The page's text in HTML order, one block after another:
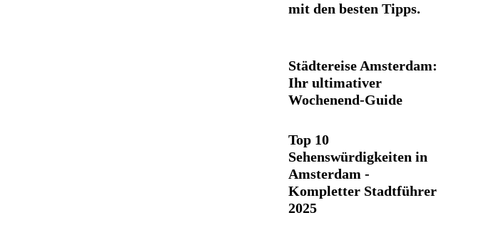
mit den besten Tipps.
Städtereise Amsterdam:
Ihr ultimativer
Wochenend-Guide
Top 10
Sehenswürdigkeiten in
Amsterdam -
Kompletter Stadtführer
2025